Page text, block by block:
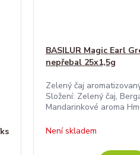
ks
BASILUR Magic Earl
nepřebal 25x1,5g
Zelený čaj
Složení: Zelený čaj,
Mandarinkové aroma
Není skladem